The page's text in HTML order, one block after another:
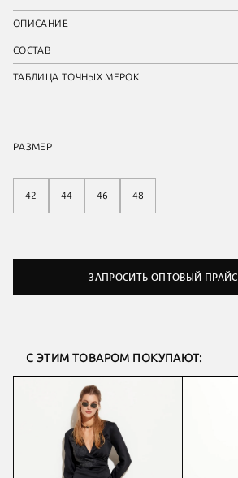
ОПИСАНИЕ
СОСТАВ
ТАБЛИЦА ТОЧНЫХ МЕРОК
РАЗМЕР
42 44 46 48
ЗАПРОСИТЬ ОПТОВЫЙ ПРАЙС
С ЭТИМ ТОВАРОМ ПОКУПАЮТ: